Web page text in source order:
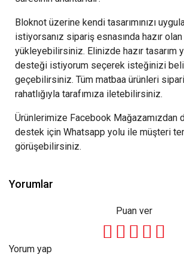
Bloknot üzerine kendi tasarımınızı
istiyorsanız sipariş esnasında hazır olan
yükleyebilirsiniz. Elinizde hazır tasarım
desteği istiyorum seçerek isteğinizi
geçebilirsiniz. Tüm matbaa ürünleri
rahatlığıyla tarafımıza iletebilirsiniz.
Ürünlerimize Facebook Mağazamızdan
destek için Whatsapp yolu ile müşteri
görüşebilirsiniz.
Yorumlar
Puan ver
Yorum yap